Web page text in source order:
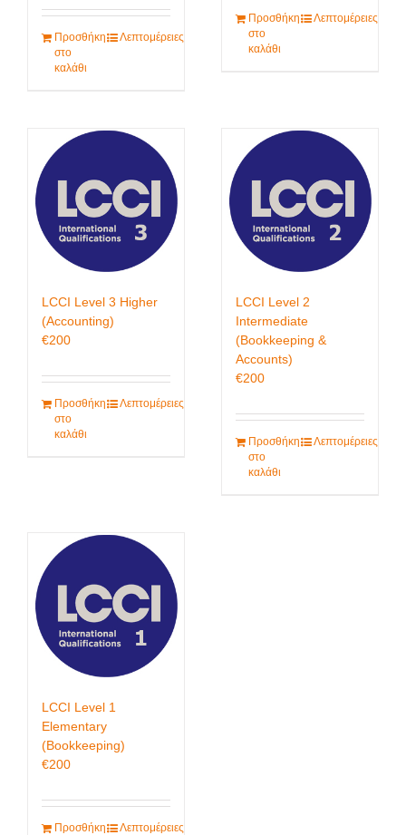
Προσθήκη
στο
καλάθι
Λεπτομέρειες
Προσθήκη
στο
καλάθι
Λεπτομέρειες
LCCI Level 3 Higher
(Accounting)
€200
Προσθήκη
στο
καλάθι
Λεπτομέρειες
LCCI Level 2
Intermediate
(Bookkeeping &
Accounts)
€200
Προσθήκη
στο
καλάθι
Λεπτομέρειες
LCCI Level 1
Elementary
(Bookkeeping)
€200
Προσθήκη
Λεπτομέρειες